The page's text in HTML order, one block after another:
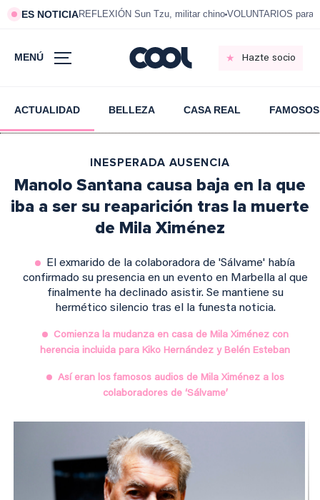
ES NOTICIAREFLEXIÓN Sun Tzu, militar chino VOLUNTARIOS para
MENÚ Hazte socio
ACTUALIDAD BELLEZA CASA REAL FAMOSOS
INESPERADA AUSENCIA
Manolo Santana causa baja en la que
iba a ser su reaparición tras la muerte
de Mila Ximénez
El exmarido de la colaboradora de 'Sálvame' había
confirmado su presencia en un evento en Marbella al que
finalmente ha declinado asistir. Se mantiene su
hermético silencio tras el la funesta noticia.
Comienza la mudanza en casa de Mila Ximénez con
herencia incluida para Kiko Hernández y Belén Esteban
Así eran los famosos audios de Mila Ximénez a los
colaboradores de ‘Sálvame’